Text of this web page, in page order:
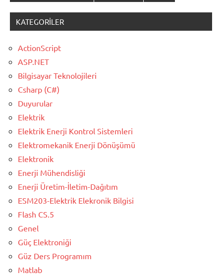
KATEGORILER
ActionScript
ASP.NET
Bilgisayar Teknolojileri
Csharp (C#)
Duyurular
Elektrik
Elektrik Enerji Kontrol Sistemleri
Elektromekanik Enerji Dönüşümü
Elektronik
Enerji Mühendisliği
Enerji Üretim-İletim-Dağıtım
ESM203-Elektrik Elekronik Bilgisi
Flash CS.5
Genel
Güç Elektroniği
Güz Ders Programım
Matlab